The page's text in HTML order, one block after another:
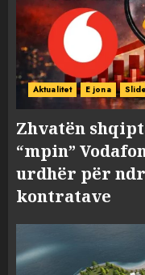
Aktualitet E jona
Zhvatën
“mpin”
urdhër për
kontratave